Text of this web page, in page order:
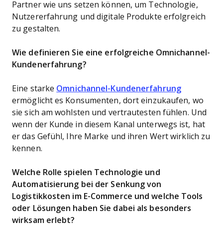
Partner wie uns setzen können, um Technologie,
Nutzererfahrung und digitale Produkte erfolgreich
zu gestalten.
Wie definieren Sie eine erfolgreiche Omnichannel-
Kundenerfahrung?
Eine starke Omnichannel-Kundenerfahrung
ermöglicht es Konsumenten, dort einzukaufen, wo
sie sich am wohlsten und vertrautesten fühlen. Und
wenn der Kunde in diesem Kanal unterwegs ist, hat
er das Gefühl, Ihre Marke und ihren Wert wirklich zu
kennen.
Welche Rolle spielen Technologie und
Automatisierung bei der Senkung von
Logistikkosten im E-Commerce und welche Tools
oder Lösungen haben Sie dabei als besonders
wirksam erlebt?